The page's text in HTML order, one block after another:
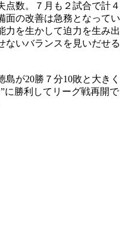
点数。７月も２試合で計４
面の改善は急務となってい
力を生かして迫力を生み出
ないバランスを見いだせる
島が20勝７分10敗と大きく
に勝利してリーグ戦再開で